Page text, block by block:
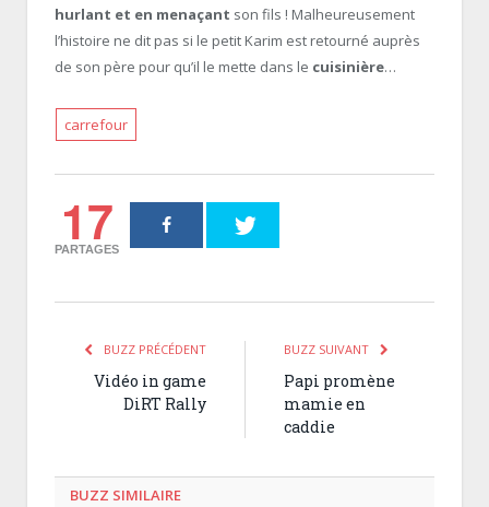
hurlant et en menaçant son fils ! Malheureusement
l’histoire ne dit pas si le petit Karim est retourné auprès
de son père pour qu’il le mette dans le cuisinière…
carrefour
17
PARTAGES
BUZZ PRÉCÉDENT
Vidéo in game
DiRT Rally
BUZZ SUIVANT
Papi promène
mamie en
caddie
BUZZ SIMILAIRE